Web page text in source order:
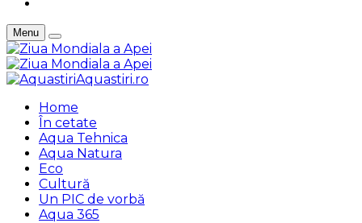
Menu
Aquastiri.ro
Home
În cetate
Aqua Tehnica
Aqua Natura
Eco
Cultură
Un PIC de vorbă
Aqua 365